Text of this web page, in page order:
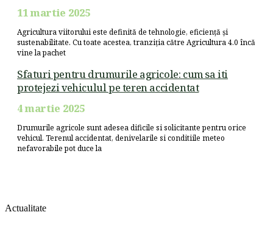
11 martie 2025
Agricultura viitorului este definită de tehnologie, eficiență și
sustenabilitate. Cu toate acestea, tranziția către Agricultura 4.0 încă
vine la pachet
Sfaturi pentru drumurile agricole: cum sa iti
protejezi vehiculul pe teren accidentat
4 martie 2025
Drumurile agricole sunt adesea dificile si solicitante pentru orice
vehicul. Terenul accidentat, denivelarile si conditiile meteo
nefavorabile pot duce la
Actualitate